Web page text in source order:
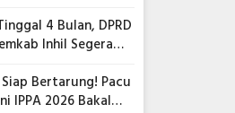
4 Bulan, DPRD
Inhil Segera
Bertarung! Pacu
IPPA 2026 Bakal